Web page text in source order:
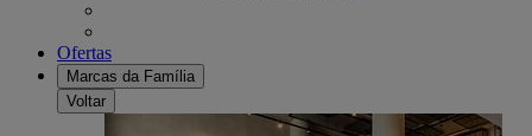
Ofertas
Marcas da Família
Voltar